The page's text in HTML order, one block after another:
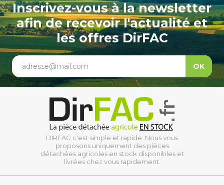
Inscrivez-vous à la newsletter
afin de recevoir l'actualité et
les offres DirFAC
adresse@mail.com OK
DIRFAC c'est simple et rapide. Nous vous
proposons uniquement des pièces
détachées agricoles en stock disponibles et
livrées chez vous rapidement.